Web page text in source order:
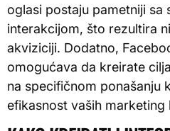
oglasi postaju pametniji sa
interakcijom, što rezultira
akviziciji. Dodatno,
omogućava da kreirate
na specifičnom ponašanju
efikasnost vaših